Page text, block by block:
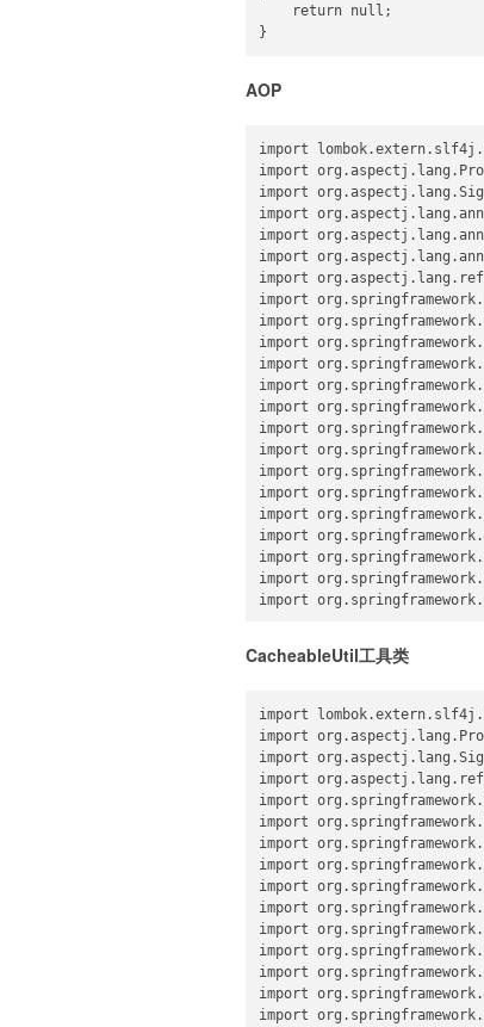
    return null;
}
AOP
import
import
import
import
import
import
import
import
import
import
import
import
import
import
import
import
import
import
import
import
import
import
import
/**
* redis缓存调用切面
* <p>
* 由于服务调用时, 返回的可能是
* <p>
* 方法中使用这个 @Cacheable
*
* @author roothk
* @date 2020/4/23 8:53
*/
@Slf4j
@Order(1)
@Aspect
@Component
public class
CacheableUtil工具类
import
import
import
import
import
import
import
import
import
import
import
import
import
import
import